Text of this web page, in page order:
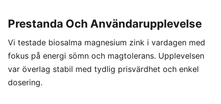
Prestanda Och Användarupplevelse
Vi testade biosalma magnesium zink i vardagen med
fokus på energi sömn och magtolerans. Upplevelsen
var överlag stabil med tydlig prisvärdhet och enkel
dosering.